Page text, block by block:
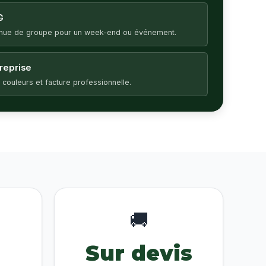
de groupe pour un week-end ou événement.
et facture professionnelle.
🚚
Sur devis